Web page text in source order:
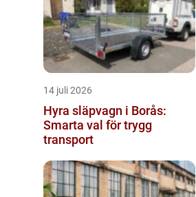
14 juli 2026
Hyra släpvagn i Borås:
Smarta val för trygg
transport